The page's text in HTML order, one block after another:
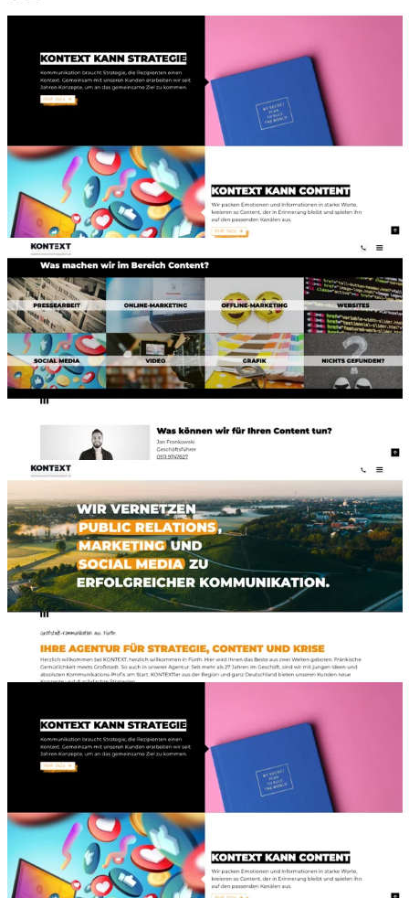
Viel Bild, wenig Worte: So prägnant präsentiert sich
KONTEXT auf seiner Website. (Screenshot: kontext.com)
Hier zeigt KONTEXT, welche Leistungen sie im Bereich
Content anbieten. (Screenshot: kontext.com)
KONTEXT aus. Mit Klick auf das Bild gelangen Sie auf
kontext.com. (Screenshot: kontext.com)